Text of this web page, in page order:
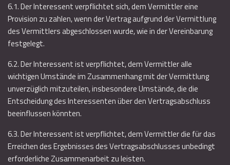
6.1. Der Interessent verpflichtet sich, dem Vermittler eine
Provision zu zahlen, wenn der Vertrag aufgrund der Vermittlung
des Vermittlers abgeschlossen wurde, wie in der Vereinbarung
festgelegt.
6.2. Der Interessent ist verpflichtet, dem Vermittler alle
wichtigen Umstände im Zusammenhang mit der Vermittlung
unverzüglich mitzuteilen, insbesondere Umstände, die die
Entscheidung des Interessenten über den Vertragsabschluss
beeinflussen könnten.
6.3. Der Interessent ist verpflichtet, dem Vermittler die für das
Erreichen des Ergebnisses des Vertragsabschlusses unbedingt
erforderliche Zusammenarbeit zu leisten.